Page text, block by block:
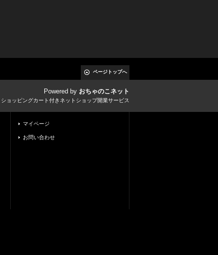
ページトップへ
Powered by おちゃのこネット
ョッピングカート付きネットショップ開業サービス
マイページ
お問い合わせ